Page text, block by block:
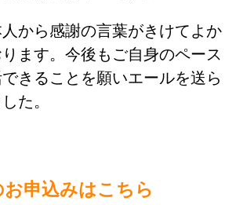
から感謝の言葉がきけてよか
ます。今後もご自身のペース
きることを願いエールを送ら
た。
申込みはこちら